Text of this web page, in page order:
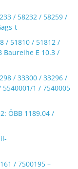
/ 58232 / 58259 /
t
/ 51810 / 51812 /
Baureihe E 10.3 /
/ 33300 / 33296 /
1 / 7540005
ÖBB 1189.04 /
/ 7500195 –